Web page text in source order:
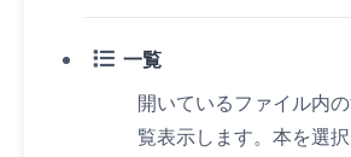
一覧
開いているファイル内
覧表示します。本を選